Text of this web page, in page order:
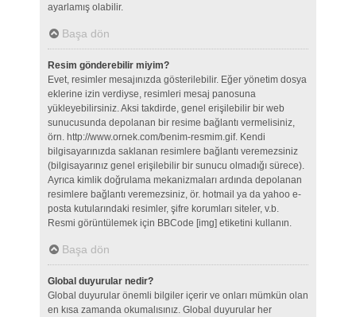
ayarlamış olabilir.
Başa dön
Resim gönderebilir miyim?
Evet, resimler mesajınızda gösterilebilir. Eğer yönetim dosya
eklerine izin verdiyse, resimleri mesaj panosuna
yükleyebilirsiniz. Aksi takdirde, genel erişilebilir bir web
sunucusunda depolanan bir resime bağlantı vermelisiniz,
örn. http://www.ornek.com/benim-resmim.gif. Kendi
bilgisayarınızda saklanan resimlere bağlantı veremezsiniz
(bilgisayarınız genel erişilebilir bir sunucu olmadığı sürece).
Ayrıca kimlik doğrulama mekanizmaları ardında depolanan
resimlere bağlantı veremezsiniz, ör. hotmail ya da yahoo e-
posta kutularındaki resimler, şifre korumları siteler, v.b.
Resmi görüntülemek için BBCode [img] etiketini kullanın.
Başa dön
Global duyurular nedir?
Global duyurular önemli bilgiler içerir ve onları mümkün olan
en kısa zamanda okumalısınız. Global duyurular her